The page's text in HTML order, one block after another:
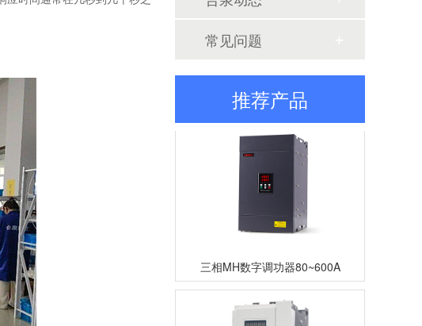
常见问题
推荐产品
三相TM数字调功器25~200A
三相MH数字调功器80~600A